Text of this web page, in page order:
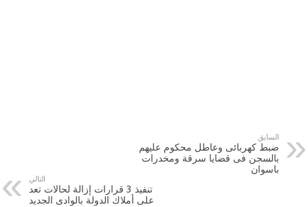
السابق
ضبط كهربائى وعاطل محكوم عليهم
بالسجن فى قضايا سرقة ومخدرات
باسوان
التالي
تنفيذ 3 قرارات إزالة لحالات تعد
على أملاك الدولة بالوادى الجديد‎